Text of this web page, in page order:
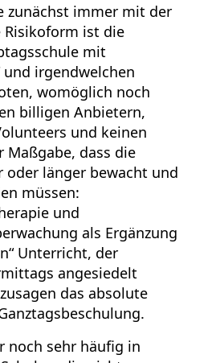
zunächst immer mit der
Risikoform ist die
mit
und irgendwelchen
womöglich noch
billigen Anbietern,
und keinen
Maßgabe, dass die
oder länger bewacht und
müssen:
und
als Ergänzung
Unterricht, der
angesiedelt
das absolute
noch sehr häufig in